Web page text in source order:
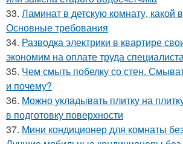
33. Ламинат в детскую комнату, какой
Основные требования
34. Разводка электрики в квартире
экономим на оплате труда
35. Чем смыть побелку со стен.
и почему?
36. Можно укладывать плитку на
в подготовку поверхности
37. Мини кондиционер для комнаты